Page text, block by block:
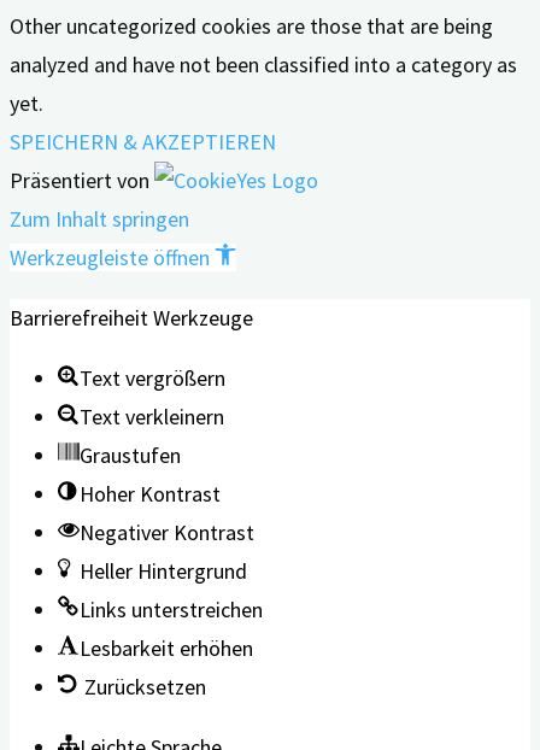
Other uncategorized cookies are those that are being
analyzed and have not been classified into a category as
yet.
SPEICHERN & AKZEPTIEREN
Präsentiert von
Zum Inhalt springen
Werkzeugleiste öffnen
Barrierefreiheit Werkzeuge
Text vergrößern
Text verkleinern
Graustufen
Hoher Kontrast
Negativer Kontrast
Heller Hintergrund
Links unterstreichen
Lesbarkeit erhöhen
Zurücksetzen